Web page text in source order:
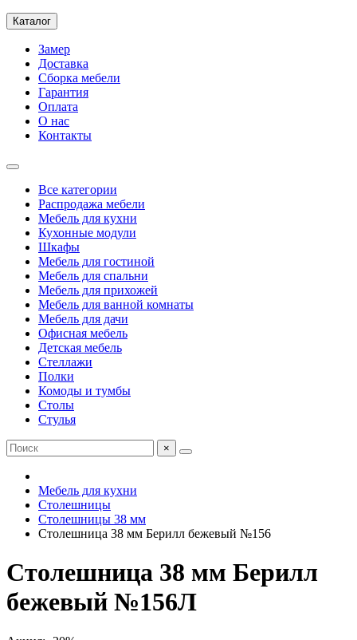
Каталог
Замер
Доставка
Сборка мебели
Гарантия
Оплата
О нас
Контакты
Все категории
Распродажа мебели
Мебель для кухни
Кухонные модули
Шкафы
Мебель для гостиной
Мебель для спальни
Мебель для прихожей
Мебель для ванной комнаты
Мебель для дачи
Офисная мебель
Детская мебель
Стеллажи
Полки
Комоды и тумбы
Столы
Стулья
×
Мебель для кухни
Столешницы
Столешницы 38 мм
Столешница 38 мм Берилл бежевый №156
Столешница 38 мм Берилл
бежевый №156Л